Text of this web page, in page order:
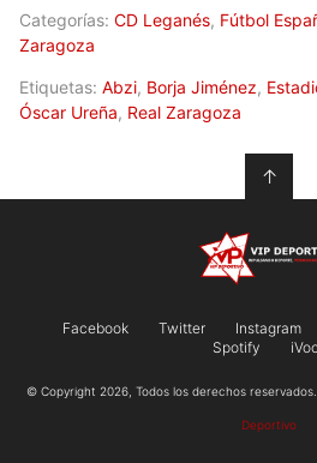
Categorías: CD Leganés, Fútbol
Zaragoza
Etiquetas: Abzi, Borja Jiménez,
Óscar Ureña, Real Zaragoza
↑
Facebook Twitter Instagram
Spotify
© Copyright 2026, Todos los derechos
Deportivo